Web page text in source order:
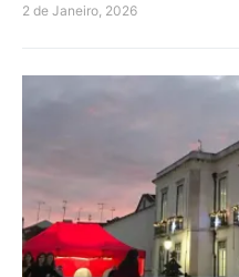
2 de Janeiro, 2026